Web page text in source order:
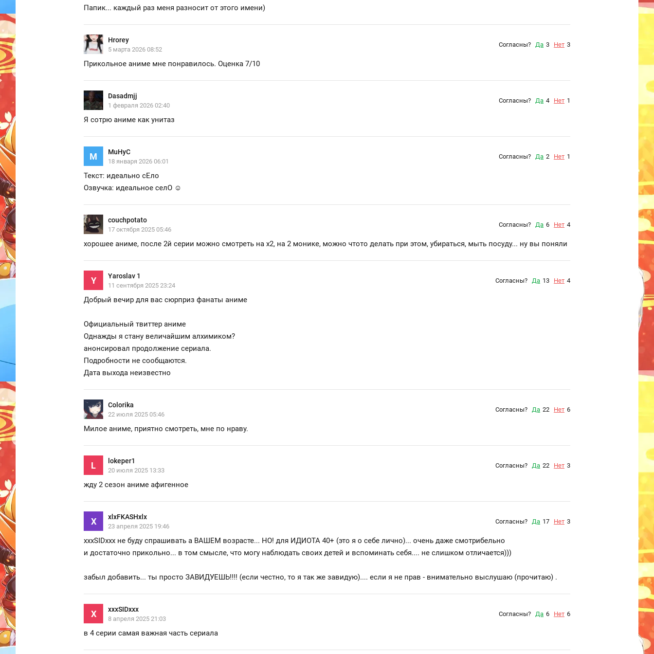
Папик... каждый раз меня разносит от этого имени)
Hrorey
5 марта 2026 08:52
Согласны? Да 3 Нет 3
Прикольное аниме мне понравилось. Оценка 7/10
Dasadmjj
1 февраля 2026 02:40
Согласны? Да 4 Нет 1
Я сотрю аниме как унитаз
M MuHyC
18 января 2026 06:01
Согласны? Да 2 Нет 1
Текст: идеально сЕло
Озвучка: идеальное селО ☺
couchpotato
17 октября 2025 05:46
Согласны? Да 6 Нет 4
хорошее аниме, после 2й серии можно смотреть на х2, на 2 монике, можно чтото делать при этом, убираться, мыть посуду... ну вы поняли
Y Yaroslav 1
11 сентября 2025 23:24
Согласны? Да 13 Нет 4
Добрый вечир для вас сюрприз фанаты аниме
Официальный твиттер аниме
Однажды я стану величайшим алхимиком?
анонсировал продолжение сериала.
Подробности не сообщаются.
Дата выхода неизвестно
Colorika
22 июля 2025 05:46
Согласны? Да 22 Нет 6
Милое аниме, приятно смотреть, мне по нраву.
L lokeper1
20 июля 2025 13:33
Согласны? Да 22 Нет 3
жду 2 сезон аниме афигенное
X xlxFKASHxlx
23 апреля 2025 19:46
Согласны? Да 17 Нет 3
хххSIDххх не буду спрашивать а ВАШЕМ возрасте... НО! для ИДИОТА 40+ (это я о себе лично)... очень даже смотрибельно
и достаточно прикольно... в том смысле, что могу наблюдать своих детей и вспоминать себя.... не слишком отличается)))
забыл добавить... ты просто ЗАВИДУЕШЬ!!!! (если честно, то я так же завидую).... если я не прав - внимательно выслушаю (прочитаю) .
X xxxSIDxxx
8 апреля 2025 21:03
Согласны? Да 6 Нет 6
в 4 серии самая важная часть сериала